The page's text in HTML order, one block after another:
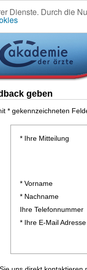
Dienste. Durch die
geben
* gekennzeichneten
* Ihre Mitteilung
* Vorname
* Nachname
Ihre Telefonnummer
* Ihre E-Mail Adresse